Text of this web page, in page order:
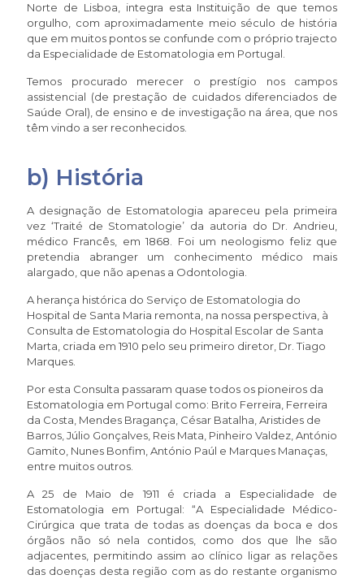
Norte de Lisboa, integra esta Instituição de que temos
orgulho, com aproximadamente meio século de história
que em muitos pontos se confunde com o próprio trajecto
da Especialidade de Estomatologia em Portugal.
Temos procurado merecer o prestígio nos campos
assistencial (de prestação de cuidados diferenciados de
Saúde Oral), de ensino e de investigação na área, que nos
têm vindo a ser reconhecidos.
b) História
A designação de Estomatologia apareceu pela primeira
vez ‘Traité de Stomatologie’ da autoria do Dr. Andrieu,
médico Francês, em 1868. Foi um neologismo feliz que
pretendia abranger um conhecimento médico mais
alargado, que não apenas a Odontologia.
A herança histórica do Serviço de Estomatologia do
Hospital de Santa Maria remonta, na nossa perspectiva, à
Consulta de Estomatologia do Hospital Escolar de Santa
Marta, criada em 1910 pelo seu primeiro diretor, Dr. Tiago
Marques.
Por esta Consulta passaram quase todos os pioneiros da
Estomatologia em Portugal como: Brito Ferreira, Ferreira
da Costa, Mendes Bragança, César Batalha, Aristides de
Barros, Júlio Gonçalves, Reis Mata, Pinheiro Valdez, António
Gamito, Nunes Bonfim, António Paúl e Marques Manaças,
entre muitos outros.
A 25 de Maio de 1911 é criada a Especialidade de
Estomatologia em Portugal: “A Especialidade Médico-
Cirúrgica que trata de todas as doenças da boca e dos
órgãos não só nela contidos, como dos que lhe são
adjacentes, permitindo assim ao clínico ligar as relações
das doenças desta região com as do restante organismo